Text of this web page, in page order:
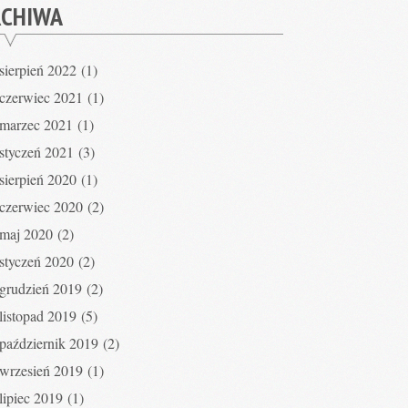
2022(1)
2021 (1)
2021 (1)
2021 (3)
2020(1)
2020(2)
2020(2)
2020(2)
2019(2)
2019(5)
2019(2)
2019(1)
2019(1)